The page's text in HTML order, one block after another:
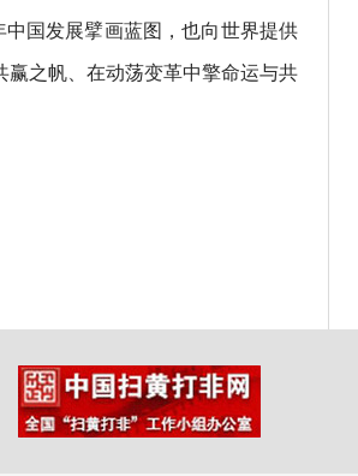
国发展擘画蓝图，也向世界提供
赢之帆、在动荡变革中擎命运与共